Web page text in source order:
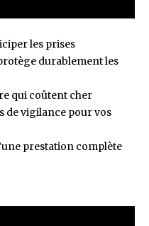
les prises
durablement les
qui coûtent cher
de vigilance pour vos
prestation complète